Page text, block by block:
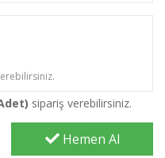
sipariş verebilirsiniz.
Hemen Al